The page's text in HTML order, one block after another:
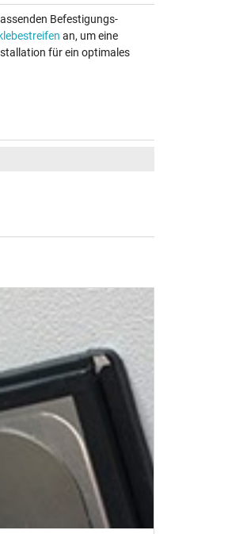
Befestigungs-
an, um eine
für ein optimales